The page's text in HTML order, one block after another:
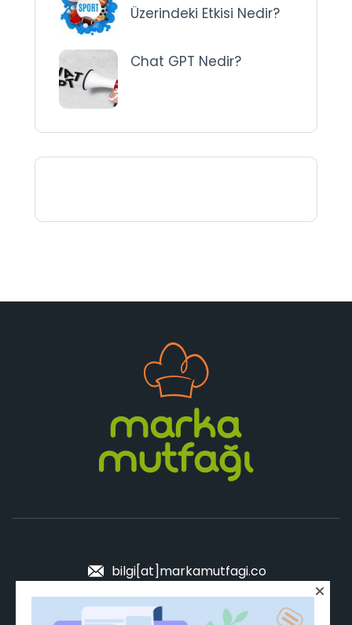
Üzerindeki Etkisi Nedir?
Chat GPT Nedir?
bilgi[at]markamutfagi.co
Sen de MUTFAK'a katıl!